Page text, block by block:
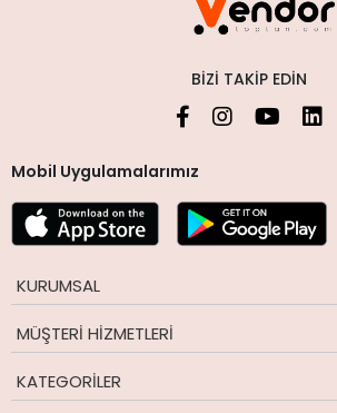
BIZI TAKIP EDIN
Mobil Uygulamalarımız
KURUMSAL
MÜŞTERI HIZMETLERI
KATEGORILER